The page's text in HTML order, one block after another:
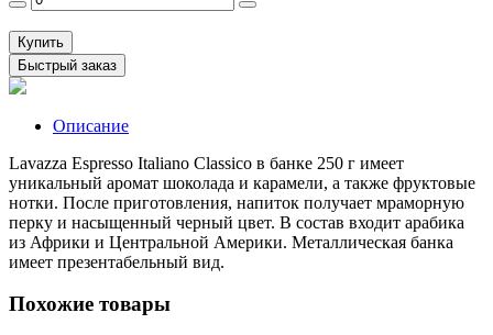
Купить
Быстрый заказ
Описание
Lavazza Espresso Italiano Classico в банке 250 г имеет
уникальный аромат шоколада и карамели, а также фруктовые
нотки. После приготовления, напиток получает мраморную
перку и насыщенный черный цвет. В состав входит арабика
из Африки и Центральной Америки. Металлическая банка
имеет презентабельный вид.
Похожие товары